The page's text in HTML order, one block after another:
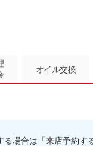
オイル交換
る場合は「来店予約す